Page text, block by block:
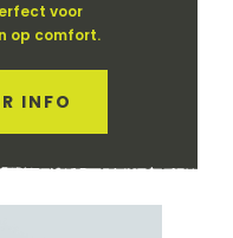
voor
op comfort.
INFO